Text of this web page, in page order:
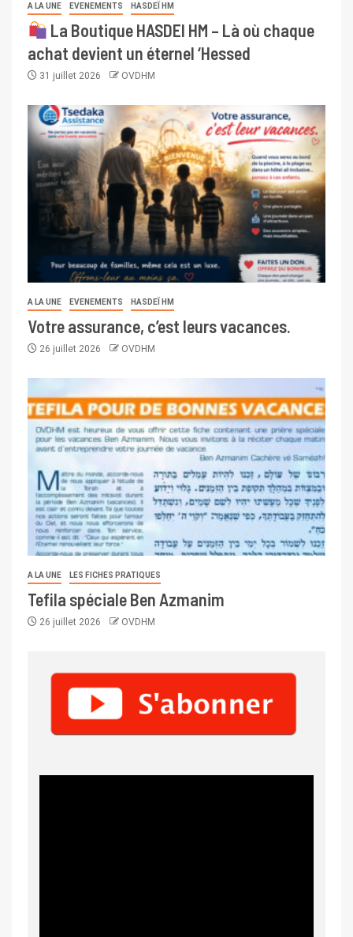
A LA UNE EVENEMENTS HASDEÏ HM
La Boutique HASDEI HM – Là où chaque
achat devient un éternel ‘Hessed
31 juillet 2026 OVDHM
A LA UNE EVENEMENTS HASDEÏ HM
Votre assurance, c’est leurs vacances.
26 juillet 2026 OVDHM
A LA UNE LES FICHES PRATIQUES
Tefila spéciale Ben Azmanim
26 juillet 2026 OVDHM